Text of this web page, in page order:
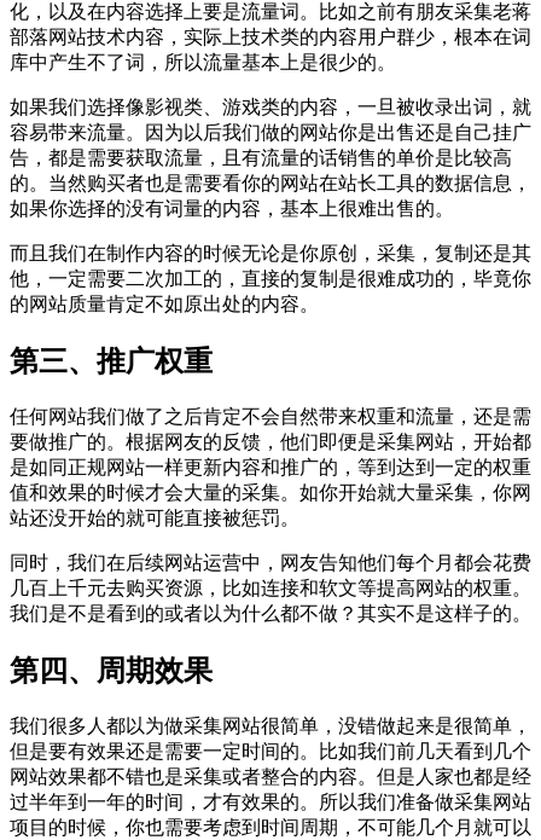
化，以及在内容选择上要是流量词。比如之前有朋友采集老蒋
部落网站技术内容，实际上技术类的内容用户群少，根本在词
库中产生不了词，所以流量基本上是很少的。
如果我们选择像影视类、游戏类的内容，一旦被收录出词，就
容易带来流量。因为以后我们做的网站你是出售还是自己挂广
告，都是需要获取流量，且有流量的话销售的单价是比较高
的。当然购买者也是需要看你的网站在站长工具的数据信息，
如果你选择的没有词量的内容，基本上很难出售的。
而且我们在制作内容的时候无论是你原创，采集，复制还是其
他，一定需要二次加工的，直接的复制是很难成功的，毕竟你
的网站质量肯定不如原出处的内容。
第三、推广权重
任何网站我们做了之后肯定不会自然带来权重和流量，还是需
要做推广的。根据网友的反馈，他们即便是采集网站，开始都
是如同正规网站一样更新内容和推广的，等到达到一定的权重
值和效果的时候才会大量的采集。如你开始就大量采集，你网
站还没开始的就可能直接被惩罚。
同时，我们在后续网站运营中，网友告知他们每个月都会花费
几百上千元去购买资源，比如连接和软文等提高网站的权重。
我们是不是看到的或者以为什么都不做？其实不是这样子的。
第四、周期效果
我们很多人都以为做采集网站很简单，没错做起来是很简单，
但是要有效果还是需要一定时间的。比如我们前几天看到几个
网站效果都不错也是采集或者整合的内容。但是人家也都是经
过半年到一年的时间，才有效果的。所以我们准备做采集网站
项目的时候，你也需要考虑到时间周期，不可能几个月就可以